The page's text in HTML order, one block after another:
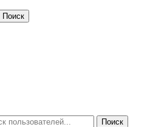
Поиск